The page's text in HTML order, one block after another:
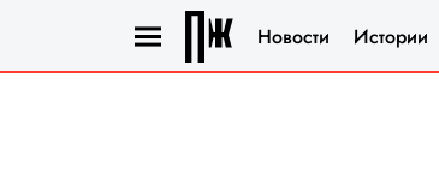
Новости Истории